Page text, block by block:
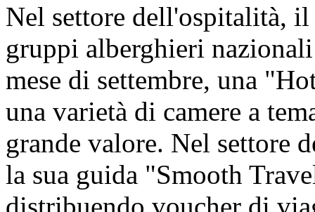
Nel settore dell'ospitalità,
gruppi alberghieri
mese di settembre, una
una varietà di camere a
grande valore. Nel settore
la sua guida "Smooth
distribuendo voucher di